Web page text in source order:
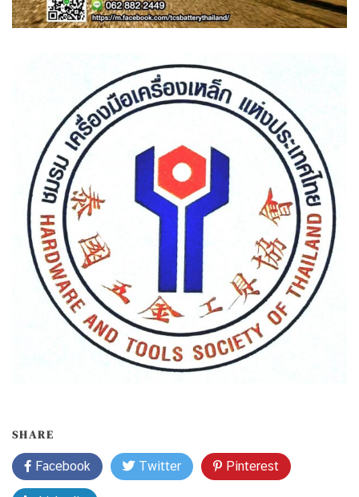
SHARE
Facebook Twitter Pinterest